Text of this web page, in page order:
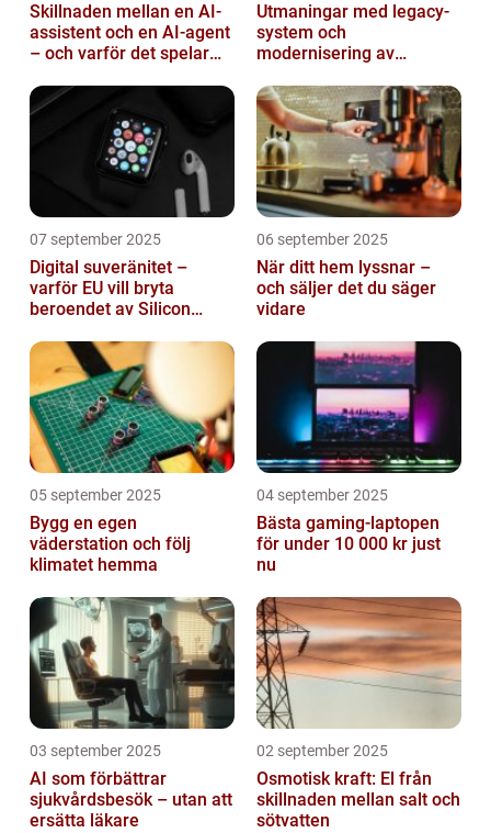
Skillnaden mellan en AI-
assistent och en AI-agent
– och varför det spelar
Utmaningar med legacy-
system och
modernisering av
07 september 2025
Digital suveränitet –
varför EU vill bryta
beroendet av Silicon
06 september 2025
När ditt hem lyssnar –
och säljer det du säger
vidare
05 september 2025
Bygg en egen
väderstation och följ
klimatet hemma
04 september 2025
Bästa gaming-laptopen
för under 10 000 kr just
nu
03 september 2025
AI som förbättrar
sjukvårdsbesök – utan att
ersätta läkare
02 september 2025
Osmotisk kraft: El från
skillnaden mellan salt och
sötvatten